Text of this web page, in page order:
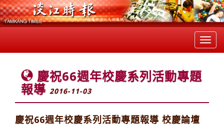
慶祝66週年校慶系列活動專題
報導 2016-11-03
慶祝66週年校慶系列活動專題報導 校慶論壇